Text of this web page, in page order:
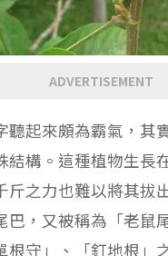
ADVERTISEMENT
聽起來頗為霸氣，其
結構。這種植物生長
斤之力也難以將其拔
巴，又被稱為「老鼠
根守」、「釘地根」